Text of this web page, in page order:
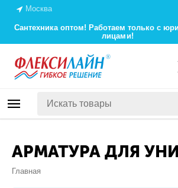
Москва
Сантехника оптом! Работаем только с
лицами!
АРМАТУРА ДЛЯ
Главная